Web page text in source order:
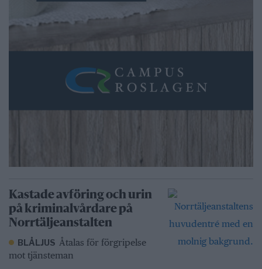
Kastade avföring och urin
på kriminalvårdare på
Norrtäljeanstalten
BLÅLJUS Åtalas för förgripelse
mot tjänsteman